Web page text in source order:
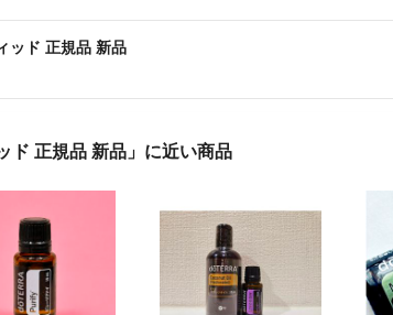
ッド 正規品 新品
ド 正規品 新品」に近い商品